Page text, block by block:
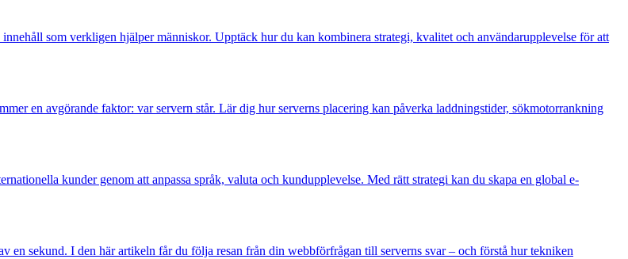
som verkligen hjälper människor. Upptäck hur du kan kombinera strategi, kvalitet och användarupplevelse för att
en avgörande faktor: var servern står. Lär dig hur serverns placering kan påverka laddningstider, sökmotorrankning
kunder genom att anpassa språk, valuta och kundupplevelse. Med rätt strategi kan du skapa en global e-
en sekund. I den här artikeln får du följa resan från din webbförfrågan till serverns svar – och förstå hur tekniken